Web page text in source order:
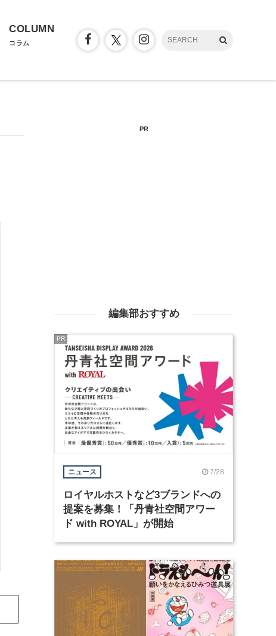
COLUMN
コラム
PR
編集部おすすめ
ニュース 7/28
ロイヤルホストなど3ブランドへの
提案を募集！「丹青社空間アワー
ド with ROYAL」が開始
PR